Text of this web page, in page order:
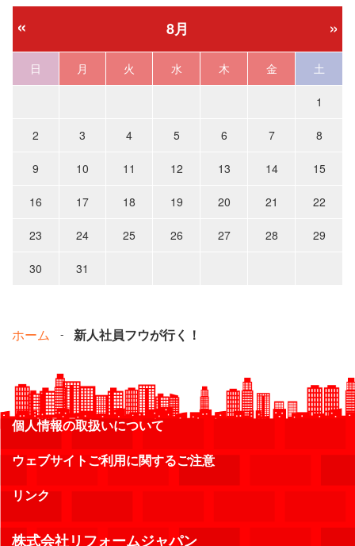
« 8月 »
日 月 火 水 木 金 土
1
2 3 4 5 6 7 8
9 10 11 12 13 14 15
16 17 18 19 20 21 22
23 24 25 26 27 28 29
30 31
ホーム 新人社員フウが行く！
個人情報の取扱いについて
ウェブサイトご利用に関するご注意
リンク
株式会社リフォームジャパン